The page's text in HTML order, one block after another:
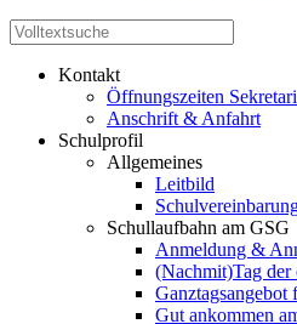
Kontakt
Öffnungszeiten
Anschrift & Anfahrt
Schulprofil
Allgemeines
Leitbild
Schullaufbahn am GSG
Anmeldung &
(Nachmit)Tag
Ganztagsangebot
Gut ankommen